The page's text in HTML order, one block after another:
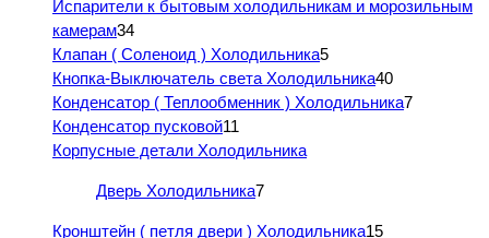
Испарители к бытовым холодильникам и морозильным
камерам34
Клапан ( Соленоид ) Холодильника5
Кнопка-Выключатель света Холодильника40
Конденсатор ( Теплообменник ) Холодильника7
Конденсатор пусковой11
Корпусные детали Холодильника
Дверь Холодильника7
Кронштейн ( петля двери ) Холодильника15